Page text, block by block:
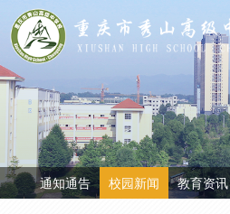
通知通告 校园新闻 教育资讯